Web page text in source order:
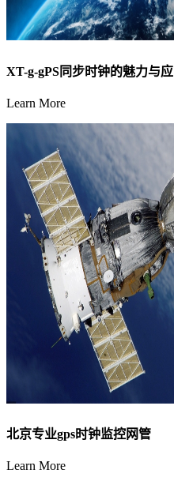
XT-g-gPS同步时钟的魅力与应
Learn More
北京专业gps时钟监控网管
Learn More